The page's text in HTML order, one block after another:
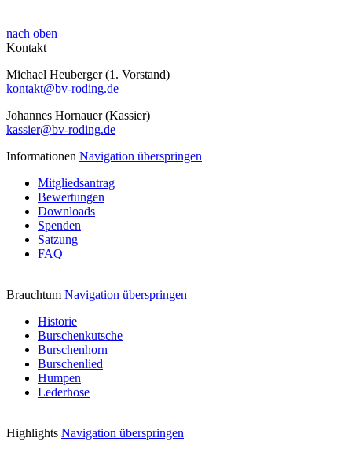
nach oben
Kontakt
Michael Heuberger (1. Vorstand)
kontakt@bv-roding.de
Johannes Hornauer (Kassier)
kassier@bv-roding.de
Informationen Navigation überspringen
Mitgliedsantrag
Bewertungen
Downloads
Spenden
Satzung
FAQ
Brauchtum Navigation überspringen
Historie
Burschenkutsche
Burschenhorn
Burschenlied
Humpen
Lederhose
Highlights Navigation überspringen